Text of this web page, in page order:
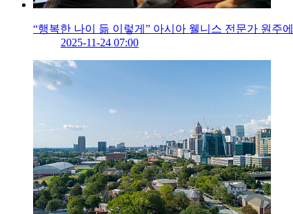
“행복한 나이 듦 이렇게” 아시아 웰니스 전문가 원주에
2025-11-24 07:00